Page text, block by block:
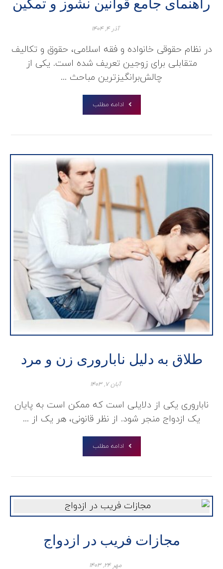
راهنمای جامع قوانین نشوز و تمکین
آذر ۴, ۱۴۰۴
در نظام حقوقی خانواده و فقه اسلامی، حقوق و تکالیف
متقابلی برای زوجین تعریف شده است. یکی از
چالش‌برانگیزترین مباحث ...
ادامه مطلب
طلاق به دلیل ناباروری زن و مرد
آبان ۷, ۱۴۰۳
ناباروری یکی از دلایلی است که ممکن است به پایان
یک ازدواج منجر شود. از نظر قانونی، هر یک از ...
ادامه مطلب
مجازات فریب در ازدواج
مهر ۲۴, ۱۴۰۳